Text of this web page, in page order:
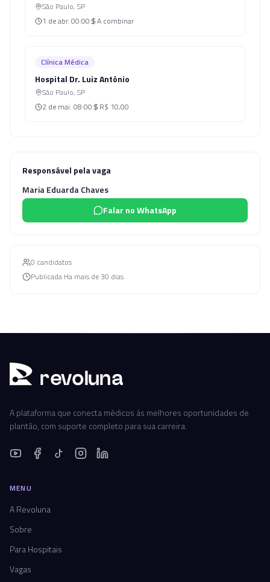
São Paulo, SP
1 de abr. 00:00 A combinar
Clínica Médica
Hospital Dr. Luiz Antônio
São Paulo, SP
2 de mai. 08:00 R$ 10,00
Responsável pela vaga
Maria Eduarda Chaves
Falar no WhatsApp
0 candidatos
Publicada Ha mais de 30 dias
revoluna
A plataforma que conecta médicos às melhores oportunidades de
plantão, com suporte completo para sua carreira.
MENU
A Revoluna
Sobre
Para Hospitais
Vagas